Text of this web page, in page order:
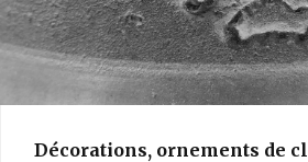
Décorations, ornements de